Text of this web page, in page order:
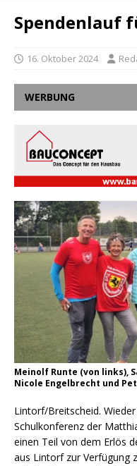
Spendenlauf
16. Oktober 2024
WERBUNG
Meinolf Runte (von links),
Nicole Engelbrecht und
Lintorf/Breitscheid.
Schulkonferenz der
einen Teil von dem Erlös
aus Lintorf zur Verfügung